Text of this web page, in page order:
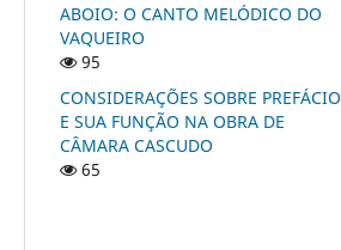
ABOIO: O CANTO MELÓDICO DO
VAQUEIRO
95
CONSIDERAÇÕES SOBRE PREFÁCIO
E SUA FUNÇÃO NA OBRA DE
CÂMARA CASCUDO
65